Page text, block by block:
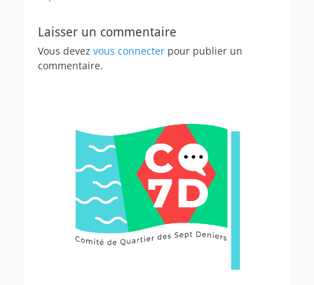
l’article
Laisser un commentaire
Vous devez vous connecter pour publier un
commentaire.